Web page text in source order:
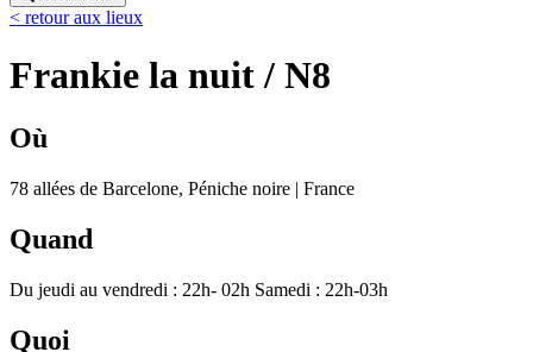
< retour aux lieux
Frankie la nuit / N8
Où
78 allées de Barcelone, Péniche noire | France
Quand
Du jeudi au vendredi : 22h- 02h Samedi : 22h-03h
Quoi